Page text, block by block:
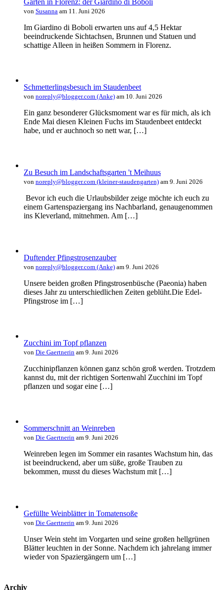
Gärten in Florenz: der Giardino di Boboli
von Susanna am 11. Juni 2026
Im Giardino di Boboli erwarten uns auf 4,5 Hektar
beeindruckende Sichtachsen, Brunnen und Statuen und
schattige Alleen in heißen Sommern in Florenz.
Schmetterlingsbesuch im Staudenbeet
von noreply@blogger.com (Anke) am 10. Juni 2026
Ein ganz besonderer Glücksmoment war es für mich, als ich
Ende Mai diesen Kleinen Fuchs im Staudenbeet entdeckt
habe, und er auchnoch so nett war, […]
Zu Besuch im Landschaftsgarten 't Meihuus
von noreply@blogger.com (kleiner-staudengarten) am 9. Juni 2026
Bevor ich euch die Urlaubsbilder zeige möchte ich euch zu
einem Gartenspaziergang ins Nachbarland, genaugenommen
ins Kleverland, mitnehmen. Am […]
Duftender Pfingstrosenzauber
von noreply@blogger.com (Anke) am 9. Juni 2026
Unsere beiden großen Pfingstrosenbüsche (Paeonia) haben
dieses Jahr zu unterschiedlichen Zeiten geblüht.Die Edel-
Pfingstrose im […]
Zucchini im Topf pflanzen
von Die Gaertnerin am 9. Juni 2026
Zucchinipflanzen können ganz schön groß werden. Trotzdem
kannst du, mit der richtigen Sortenwahl Zucchini im Topf
pflanzen und sogar eine […]
Sommerschnitt an Weinreben
von Die Gaertnerin am 9. Juni 2026
Weinreben legen im Sommer ein rasantes Wachstum hin, das
ist beeindruckend, aber um süße, große Trauben zu
bekommen, musst du dieses Wachstum mit […]
Gefüllte Weinblätter in Tomatensoße
von Die Gaertnerin am 9. Juni 2026
Unser Wein steht im Vorgarten und seine großen hellgrünen
Blätter leuchten in der Sonne. Nachdem ich jahrelang immer
wieder von Spaziergängern um […]
Archiv